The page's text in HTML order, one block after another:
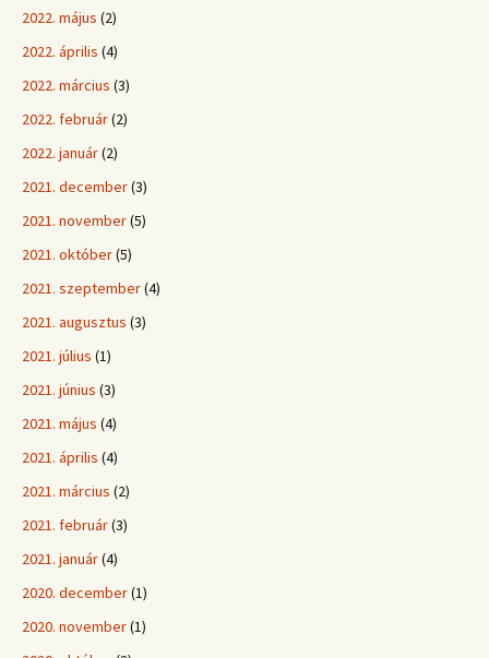
2022. május (2)
2022. április (4)
2022. március (3)
2022. február(2)
2022. január(2)
2021. december(3)
2021. november(5)
2021. október(5)
2021. szeptember(4)
2021. augusztus (3)
2021. július (1)
2021. június (3)
2021. május (4)
2021. április (4)
2021. március (2)
2021. február(3)
2021. január(4)
2020. december(1)
2020. november(1)